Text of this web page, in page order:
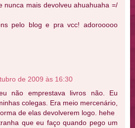
nunca mais devolveu ahuahuaha =/
pelo blog e pra vcc! adorooooo
de 2009 às 16:30
não emprestava livros não. Eu
colegas. Era meio mercenário,
de elas devolverem logo. hehe
que eu faço quando pego um